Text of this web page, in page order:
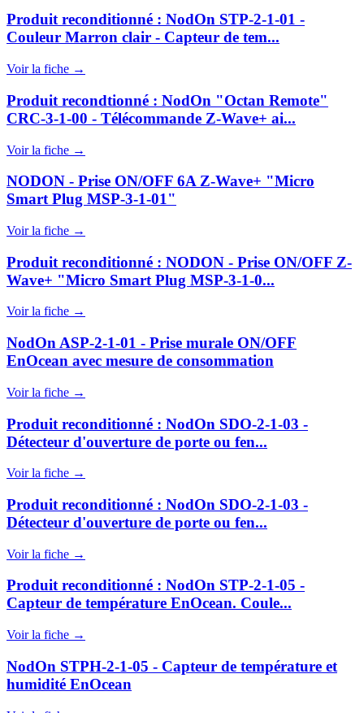
Produit reconditionné : NodOn STP-2-1-01 -
Couleur Marron clair - Capteur de tem...
Voir la fiche →
Produit recondtionné : NodOn "Octan Remote"
CRC-3-1-00 - Télécommande Z-Wave+ ai...
Voir la fiche →
NODON - Prise ON/OFF 6A Z-Wave+ "Micro
Smart Plug MSP-3-1-01"
Voir la fiche →
Produit reconditionné : NODON - Prise ON/OFF Z-
Wave+ "Micro Smart Plug MSP-3-1-0...
Voir la fiche →
NodOn ASP-2-1-01 - Prise murale ON/OFF
EnOcean avec mesure de consommation
Voir la fiche →
Produit reconditionné : NodOn SDO-2-1-03 -
Détecteur d'ouverture de porte ou fen...
Voir la fiche →
Produit reconditionné : NodOn SDO-2-1-03 -
Détecteur d'ouverture de porte ou fen...
Voir la fiche →
Produit reconditionné : NodOn STP-2-1-05 -
Capteur de température EnOcean. Coule...
Voir la fiche →
NodOn STPH-2-1-05 - Capteur de température et
humidité EnOcean